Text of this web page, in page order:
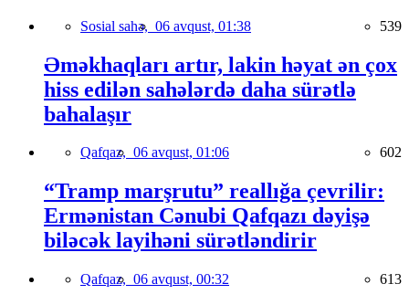
Sosial sahə, 06 avqust, 01:38 539
Əməkhaqları artır, lakin həyat ən çox
hiss edilən sahələrdə daha sürətlə
bahalaşır
Qafqaz, 06 avqust, 01:06 602
“Tramp marşrutu” reallığa çevrilir:
Ermənistan Cənubi Qafqazı dəyişə
biləcək layihəni sürətləndirir
Qafqaz, 06 avqust, 00:32 613